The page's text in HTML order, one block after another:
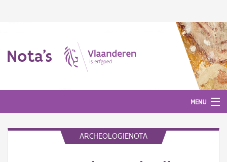
Nota's
MENU
ARCHEOLOGIENOTA